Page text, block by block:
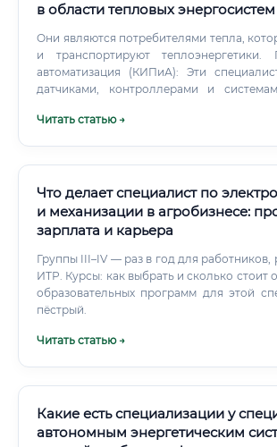
в области тепловых энергосистем
Они являются потребителями тепла,
и транспортируют теплоэнергетики.
автоматизация (КИПиА): Эти
датчиками, контроллерами и
энергетического объекта.
Читать статью →
Что делает специалист по
и механизации в агробизнесе:
зарплата и карьера
Группы III–IV — раз в год для работников,
ИТР. Курсы: как выбрать и сколько стоит
образовательных программ для этой
пёстрый.
Читать статью →
Какие есть специализации у
автономным энергетическим